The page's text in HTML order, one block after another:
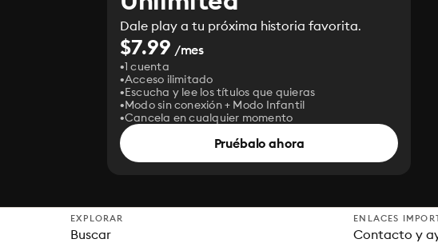
Dale play a tu próxima historia favorita.
$7.99 /mes
1 cuenta
Acceso ilimitado
Escucha y lee los títulos que quieras
Modo sin conexión + Modo Infantil
Cancela en cualquier momento
Pruébalo ahora
EXPLORAR
Buscar
ENLACES
Contacto y